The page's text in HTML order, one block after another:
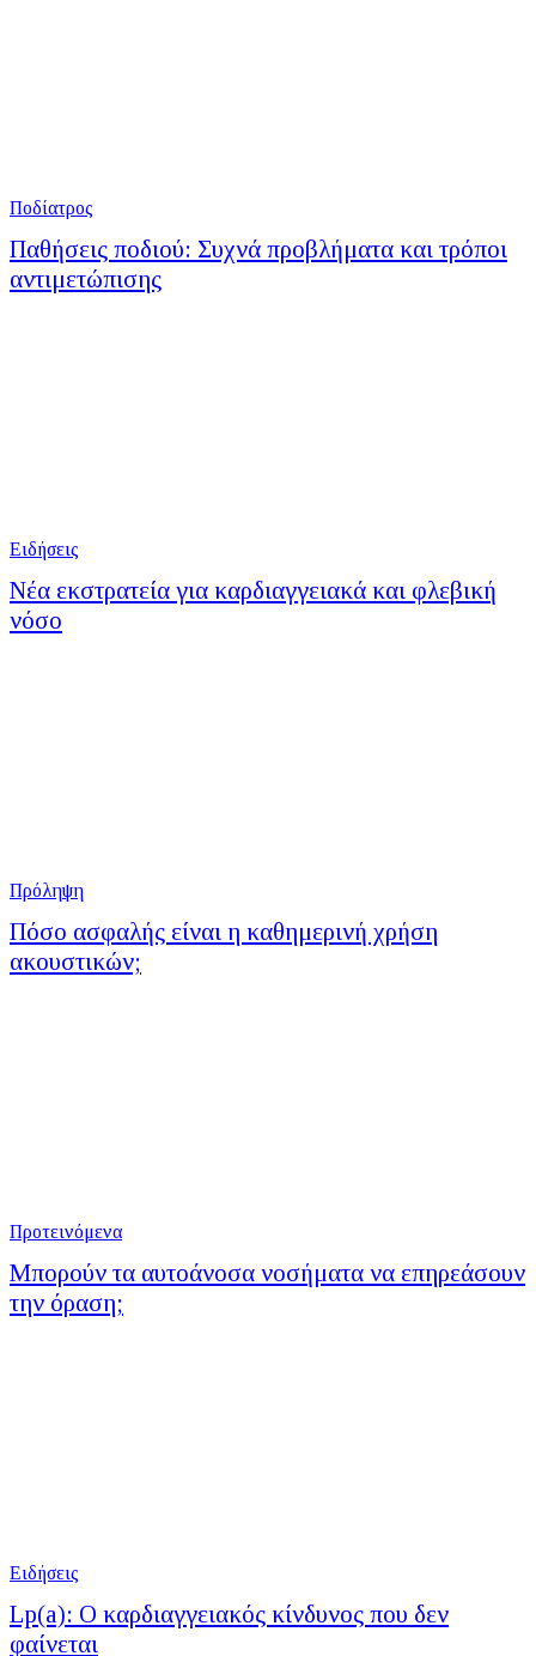
Ποδίατρος
Παθήσεις ποδιού: Συχνά προβλήματα και τρόποι
αντιμετώπισης
Ειδήσεις
Νέα εκστρατεία για καρδιαγγειακά και φλεβική
νόσο
Πρόληψη
Πόσο ασφαλής είναι η καθημερινή χρήση
ακουστικών;
Προτεινόμενα
Μπορούν τα αυτοάνοσα νοσήματα να επηρεάσουν
την όραση;
Ειδήσεις
Lp(a): Ο καρδιαγγειακός κίνδυνος που δεν
φαίνεται